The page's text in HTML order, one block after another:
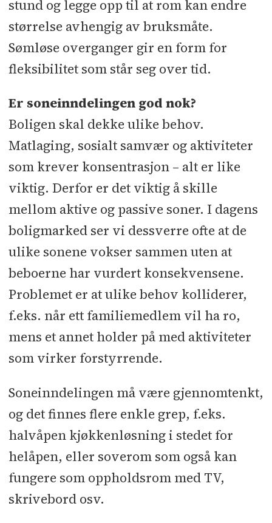
stund og legge opp til at rom kan endre
størrelse avhengig av bruksmåte.
Sømløse overganger gir en form for
fleksibilitet som står seg over tid.
Er soneinndelingen god nok?
Boligen skal dekke ulike behov.
Matlaging, sosialt samvær og aktiviteter
som krever konsentrasjon – alt er like
viktig. Derfor er det viktig å skille
mellom aktive og passive soner. I dagens
boligmarked ser vi dessverre ofte at de
ulike sonene vokser sammen uten at
beboerne har vurdert konsekvensene.
Problemet er at ulike behov kolliderer,
f.eks. når ett familiemedlem vil ha ro,
mens et annet holder på med aktiviteter
som virker forstyrrende.
Soneinndelingen må være gjennomtenkt,
og det finnes flere enkle grep, f.eks.
halvåpen kjøkkenløsning i stedet for
helåpen, eller soverom som også kan
fungere som oppholdsrom med TV,
skrivebord osv.